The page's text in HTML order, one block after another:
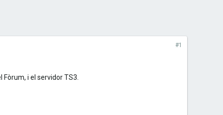
#1
Fòrum, i el servidor TS3.